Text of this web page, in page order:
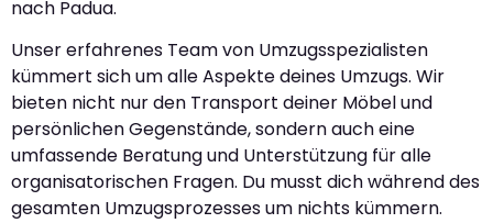
nach Padua.
Unser erfahrenes Team von Umzugsspezialisten
kümmert sich um alle Aspekte deines Umzugs. Wir
bieten nicht nur den Transport deiner Möbel und
persönlichen Gegenstände, sondern auch eine
umfassende Beratung und Unterstützung für alle
organisatorischen Fragen. Du musst dich während des
gesamten Umzugsprozesses um nichts kümmern.